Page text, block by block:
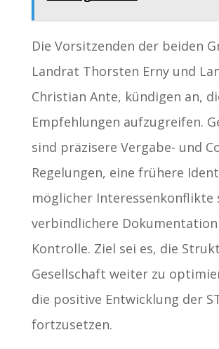
Die Vorsitzenden der beiden
Landrat Thorsten Erny und
Christian Ante, kündigen an,
Empfehlungen aufzugreifen.
sind präzisere Vergabe- und
Regelungen, eine frühere
möglicher Interessenkonflikte
verbindlichere
Kontrolle. Ziel sei es, die
Gesellschaft weiter zu
die positive Entwicklung der
fortzusetzen.